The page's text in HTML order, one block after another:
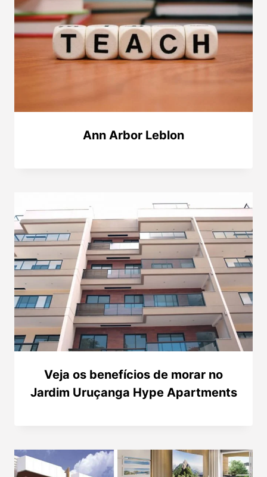
Ann Arbor Leblon
Veja os benefícios de morar no
Jardim Uruçanga Hype Apartments